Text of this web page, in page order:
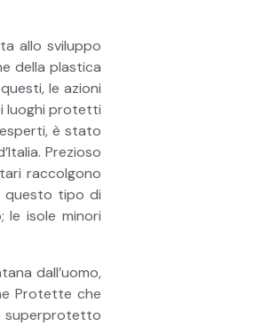
allo sviluppo
della plastica
le azioni
luoghi protetti
è stato
Prezioso
raccolgono
questo tipo di
le isole minori
dall’uomo,
Protette che
superprotetto